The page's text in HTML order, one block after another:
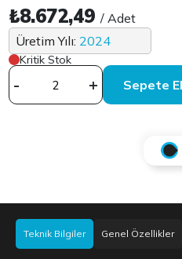
₺8.672,49/ Adet
Üretim Yılı: 2024
Kritik Stok
- +
Teknik Bilgiler Genel Özellikler